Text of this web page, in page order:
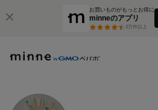
お買いものがもっとお得に
minneのアプリ
3万件以上